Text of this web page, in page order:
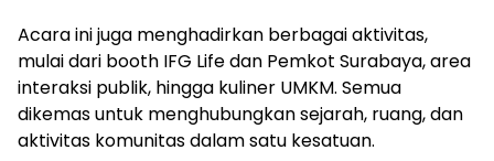
Acara ini juga menghadirkan berbagai aktivitas,
mulai dari booth IFG Life dan Pemkot Surabaya, area
interaksi publik, hingga kuliner UMKM. Semua
dikemas untuk menghubungkan sejarah, ruang, dan
aktivitas komunitas dalam satu kesatuan.